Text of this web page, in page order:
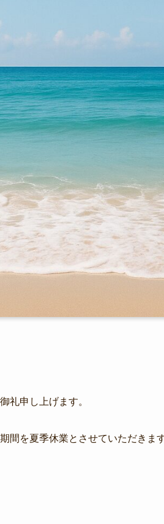
礼申し上げます。
間を夏季休業とさせていただきます